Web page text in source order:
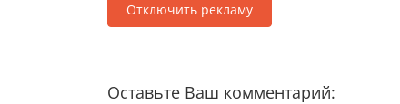
Отключить рекламу
Оставьте Ваш комментарий: